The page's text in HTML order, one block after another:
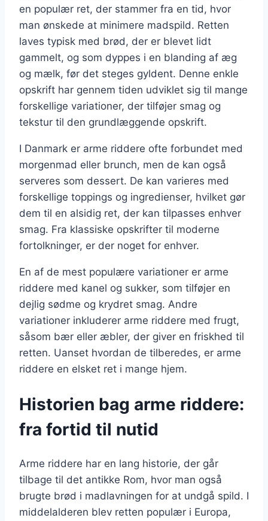
en populær ret, der stammer fra en tid, hvor
man ønskede at minimere madspild. Retten
laves typisk med brød, der er blevet lidt
gammelt, og som dyppes i en blanding af æg
og mælk, før det steges gyldent. Denne enkle
opskrift har gennem tiden udviklet sig til mange
forskellige variationer, der tilføjer smag og
tekstur til den grundlæggende opskrift.
I Danmark er arme riddere ofte forbundet med
morgenmad eller brunch, men de kan også
serveres som dessert. De kan varieres med
forskellige toppings og ingredienser, hvilket gør
dem til en alsidig ret, der kan tilpasses enhver
smag. Fra klassiske opskrifter til moderne
fortolkninger, er der noget for enhver.
En af de mest populære variationer er arme
riddere med kanel og sukker, som tilføjer en
dejlig sødme og krydret smag. Andre
variationer inkluderer arme riddere med frugt,
såsom bær eller æbler, der giver en friskhed til
retten. Uanset hvordan de tilberedes, er arme
riddere en elsket ret i mange hjem.
Historien bag arme riddere:
fra fortid til nutid
Arme riddere har en lang historie, der går
tilbage til det antikke Rom, hvor man også
brugte brød i madlavningen for at undgå spild. I
middelalderen blev retten populær i Europa,